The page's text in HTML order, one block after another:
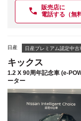
販売店に
電話する（無
日産 日産プレミアム認定中古
キックス
1.2 X 90周年記念車 (e-
ーター